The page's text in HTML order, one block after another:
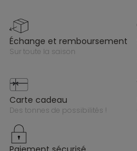
échange et remboursement
sur toute la saison
carte cadeau
des tonnes de possibilités !